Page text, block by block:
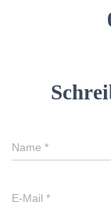
Name *
E-Mail *